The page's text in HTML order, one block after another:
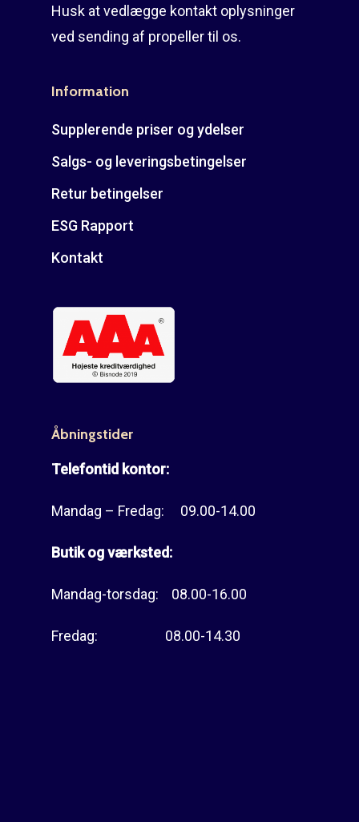
Husk at vedlægge kontakt oplysninger
ved sending af propeller til os.
Information
Supplerende priser og ydelser
Salgs- og leveringsbetingelser
Retur betingelser
ESG Rapport
Kontakt
Åbningstider
Telefontid kontor:
Mandag – Fredag: 09.00-14.00
Butik og værksted:
Mandag-torsdag: 08.00-16.00
Fredag: 08.00-14.30
Er min propel højre
venstre?
Rudes Propeller
T: 75 59 43 22